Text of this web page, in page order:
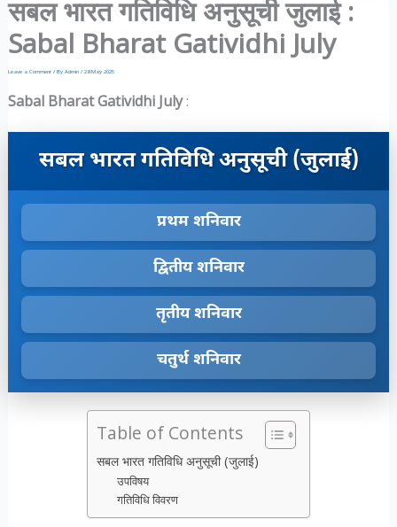
सबल भारत गतिविधि अनुसूची जुलाई :
Sabal Bharat Gatividhi July
Leave a Comment / By Admin / 28 May 2025
Sabal Bharat Gatividhi July:
सबल भारत गतिविधि अनुसूची (जुलाई)
प्रथम शनिवार
द्वितीय शनिवार
तृतीय शनिवार
चतुर्थ शनिवार
Table of Contents
सबल भारत गतिविधि अनुसूची (जुलाई)
उपविषय
गतिविधि विवरण